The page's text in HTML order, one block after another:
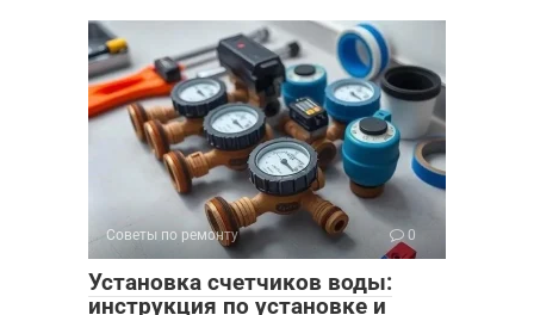
Советы по ремонту 0
Установка счетчиков воды:
инструкция по установке и